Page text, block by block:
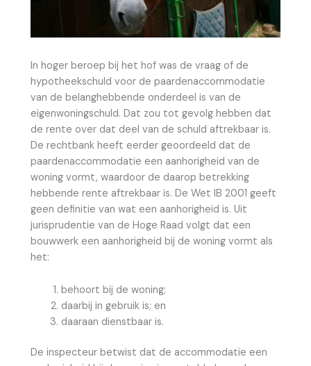
In hoger beroep bij het hof was de vraag of de
hypotheekschuld voor de paardenaccommodatie
van de belanghebbende onderdeel is van de
eigenwoningschuld. Dat zou tot gevolg hebben dat
de rente over dat deel van de schuld aftrekbaar is.
De rechtbank heeft eerder geoordeeld dat de
paardenaccommodatie een aanhorigheid van de
woning vormt, waardoor de daarop betrekking
hebbende rente aftrekbaar is. De Wet IB 2001 geeft
geen definitie van wat een aanhorigheid is. Uit
jurisprudentie van de Hoge Raad volgt dat een
bouwwerk een aanhorigheid bij de woning vormt als
het:
behoort bij de woning;
daarbij in gebruik is; en
daaraan dienstbaar is.
De inspecteur betwist dat de accommodatie een